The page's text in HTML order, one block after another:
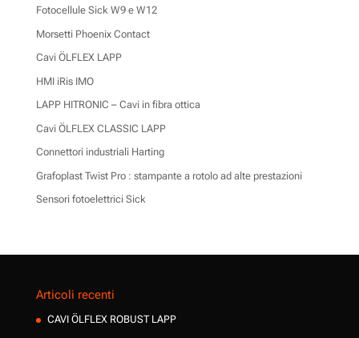
Fotocellule Sick W9 e W12
Morsetti Phoenix Contact
Cavi ÖLFLEX LAPP
HMI iRis IMO
LAPP HITRONIC – Cavi in fibra ottica
Cavi ÖLFLEX CLASSIC LAPP
Connettori industriali Harting
Grafoplast Twist Pro : stampante a rotolo ad alte prestazioni
Sensori fotoelettrici Sick
Articoli recenti
CAVI ÖLFLEX ROBUST LAPP